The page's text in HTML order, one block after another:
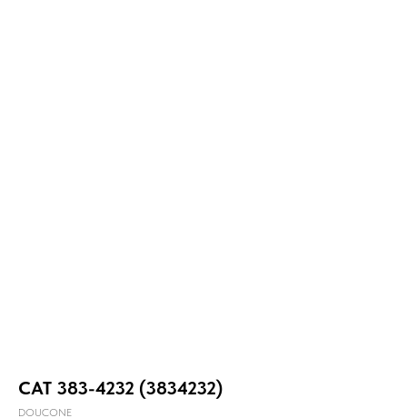
CAT 383-4232 (3834232)
DOUCONE